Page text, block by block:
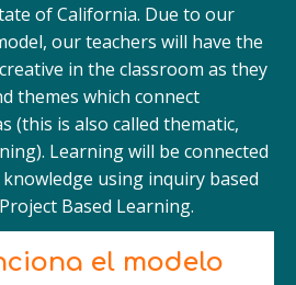
of California. Due to our
our teachers will have the
in the classroom as they
themes which connect
(this is also called thematic,
Learning will be connected
using inquiry based
Based Learning.
el modelo